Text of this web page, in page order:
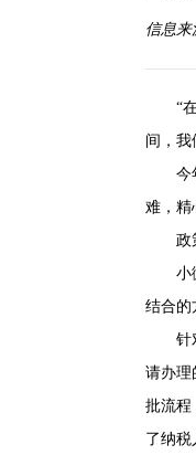
信息来
“
间，我
今
难，精
政
小
结合的
针
请办理
批流程
了纳税